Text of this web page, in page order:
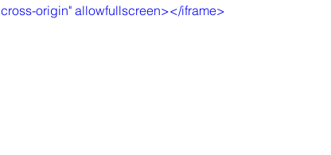
cross-origin" allowfullscreen></iframe>